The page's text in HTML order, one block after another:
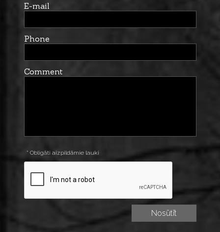
E-mail
Phone
Comment
* Obligāti aizpildāmie lauki